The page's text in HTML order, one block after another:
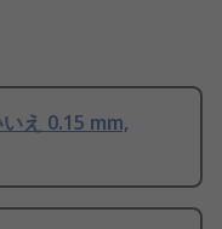
え 0.15 mm,